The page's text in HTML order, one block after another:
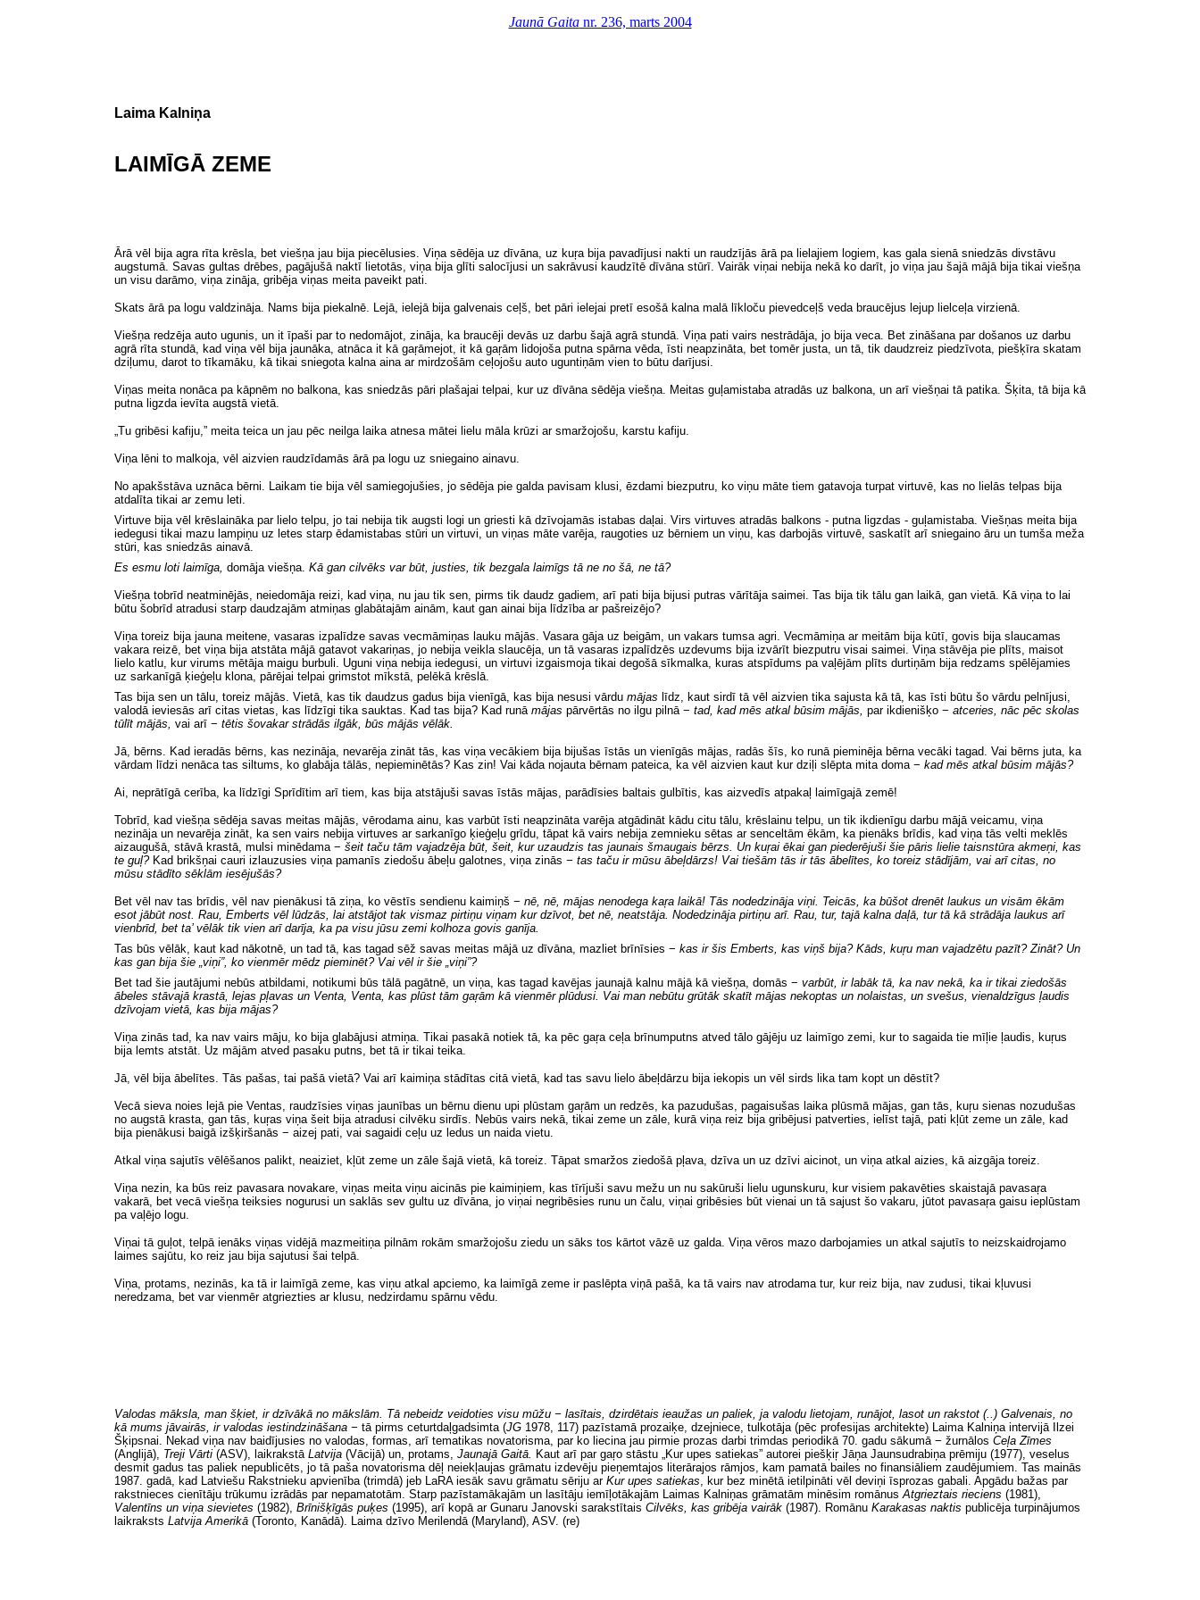
Jaunā Gaitanr. 236, marts 2004
Laima Kalniņa
LAIMĪGĀ ZEME
Ārā vēl bija agra rīta krēsla, bet viešņa jau bija piecēlusies. Viņa sēdēja uz dīvāna, uz kuŗa bija pavadījusi nakti un raudzījās ārā pa lielajiem logiem, kas gala sienā sniedzās divstāvu
augstumā. Savas gultas drēbes, pagājušā naktī lietotās, viņa bija glīti salocījusi un sakrāvusi kaudzītē dīvāna stūrī. Vairāk viņai nebija nekāko darīt, jo viņa jau šajā mājā bija tikai viešņa
un visu darāmo, viņa zināja, gribēja viņas meita paveikt pati.
Skats ārā pa logu valdzināja. Nams bija piekalnē. Lejā, ielejā bija galvenais ceļš, bet pāri ielejai pretī esošā kalna malā līkloču pievedceļš veda braucējus lejup lielceļa virzienā.
Viešņa redzēja auto ugunis, un it īpaši par to nedomājot, zināja, ka braucēji devās uz darbu šajā agrā stundā. Viņa pati vairs nestrādāja, jo bija veca. Bet zināšana par došanos uz darbu
agrā rīta stundā, kad viņa vēl bija jaunāka, atnāca it kā gaŗāmejot, it kā gaŗām lidojoša putna spārna vēda, īsti neapzināta, bet tomēr justa, un tā, tik daudzreiz piedzīvota, piešķīra skatam
dziļumu, darot to tīkamāku, kā tikai sniegota kalna aina ar mirdzošām ceļojošu auto uguntiņām vien to būtu darījusi.
Viņas meita nonāca pa kāpnēm no balkona, kas sniedzās pāri plašajai telpai, kur uz dīvāna sēdēja viešņa. Meitas guļamistaba atradās uz balkona, un arī viešņai tā patika. Šķita, tā bija kā
putna ligzda ievīta augstā vietā.
„Tu gribēsi kafiju,” meita teica un jau pēc neilga laika atnesa mātei lielu māla krūzi ar smaržojošu, karstu kafiju.
Viņa lēni to malkoja, vēl aizvien raudzīdamās ārā pa logu uz sniegaino ainavu.
No apakšstāva uznāca bērni. Laikam tie bija vēl samiegojušies, jo sēdēja pie galda pavisam klusi, ēzdami biezputru, ko viņu māte tiem gatavoja turpat virtuvē, kas no lielās telpas bija
atdalīta tikai ar zemu leti.
Virtuve bija vēl krēslaināka par lielo telpu, jo tai nebija tik augsti logi un griesti kā dzīvojamās istabas daļai. Virs virtuves atradās balkons - putna ligzdas - guļamistaba. Viešņas meita bija
iedegusi tikai mazu lampiņu uz letes starp ēdamistabas stūri un virtuvi, un viņas māte varēja, raugoties uz bērniem un viņu, kas darbojās virtuvē, saskatīt arī sniegaino āru un tumša meža
stūri, kas sniedzās ainavā.
Es esmu loti laimīga, domāja viešņa. Kā gan cilvēks var būt, justies, tik bezgala laimīgs tā ne no šā, ne tā?
Viešņa tobrīd neatminējās, neiedomāja reizi, kad viņa, nu jau tik sen, pirms tik daudz gadiem, arī pati bija bijusi putras vārītāja saimei. Tas bija tik tālu gan laikā, gan vietā. Kā viņa to lai
būtu šobrīd atradusi starp daudzajām atmiņas glabātajām ainām, kaut gan ainai bija līdzība ar pašreizējo?
Viņa toreiz bija jauna meitene, vasaras izpalīdze savas vecmāmiņas lauku mājās. Vasara gāja uz beigām, un vakars tumsa agri. Vecmāmiņa ar meitām bija kūtī, govis bija slaucamas
vakara reizē, bet viņa bija atstāta mājā gatavot vakariņas, jo nebija veikla slaucēja, un tā vasaras izpalīdzēs uzdevums bija izvārīt biezputru visai saimei. Viņa stāvēja pie plīts, maisot
lielo katlu, kur virums mētāja maigu burbuli. Uguni viņa nebija iedegusi, un virtuvi izgaismoja tikai degošā sīkmalka, kuras atspīdums pa vaļējām plīts durtiņām bija redzams spēlējamies
uz sarkanīgā ķieģeļu klona, pārējai telpai grimstot mīkstā, pelēkā krēslā.
Tas bija sen un tālu, toreiz mājās. Vietā, kas tik daudzus gadus bija vienīgā, kas bija nesusi vārdu mājas līdz, kaut sirdī tā vēl aizvien tika sajusta kā tā, kas īsti būtu šo vārdu pelnījusi,
valodā ieviesās arī citas vietas, kas līdzīgi tika sauktas. Kad tas bija? Kad runā mājas pārvērtās no ilgu pilnā − tad, kad mēs atkal būsim mājās, par ikdienišķo − atceries, nāc pēc skolas
tūlīt mājās, vai arī − tētis šovakar strādās ilgāk, būs mājās vēlāk.
Jā, bērns. Kad ieradās bērns, kas nezināja, nevarēja zināt tās, kas viņa vecākiem bija bijušas īstās un vienīgās mājas, radās šīs, ko runā pieminēja bērna vecāki tagad. Vai bērns juta, ka
vārdam līdzi nenāca tas siltums, ko glabāja tālās, nepieminētās? Kas zin! Vai kāda nojauta bērnam pateica, ka vēl aizvien kaut kur dziļi slēpta mita doma − kad mēs atkal būsim mājās?
Ai, neprātīgā cerība, ka līdzīgi Sprīdītim arī tiem, kas bija atstājuši savas īstās mājas, parādīsies baltais gulbītis, kas aizvedīs atpakaļ laimīgajā zemē!
Tobrīd, kad viešņa sēdēja savas meitas mājās, vērodama ainu, kas varbūt īsti neapzināta varēja atgādināt kādu citu tālu, krēslainu telpu, un tik ikdienīgu darbu mājā veicamu, viņa
nezināja un nevarēja zināt, ka sen vairs nebija virtuves ar sarkanīgo ķieģeļu grīdu, tāpat kā vairs nebija zemnieku sētas ar senceltām ēkām, ka pienāks brīdis, kad viņa tās velti meklēs
aizaugušā, stāvā krastā, mulsi minēdama − šeit taču tām vajadzēja būt, šeit, kur uzaudzis tas jaunais šmaugais bērzs. Un kuŗai ēkai gan piederējuši šie pāris lielie taisnstūra akmeņi, kas
te guļ? Kad brikšņai cauri izlauzusies viņa pamanīs ziedošu ābeļu galotnes, viņa zinās − tas taču ir mūsu ābeļdārzs! Vai tiešām tās ir tās ābelītes, ko toreiz stādījām, vai arī citas, no
mūsu stādīto sēklām iesējušās?
Bet vēl nav tas brīdis, vēl nav pienākusi tā ziņa, ko vēstīs sendienu kaimiņš − nē, nē, mājas nenodega kaŗa laikā! Tās nodedzināja viņi. Teicās, ka būšot drenēt laukus un visām ēkām
esot jābūt nost. Rau, Emberts vēl lūdzās, lai atstājot tak vismaz pirtiņu viņam kur dzīvot, bet nē, neatstāja. Nodedzināja pirtiņu arī. Rau, tur, tajā kalna daļā, tur tā kā strādāja laukus arī
vienbrīd, bet ta’ vēlāk tik vien arī darīja, ka pa visu jūsu zemi kolhoza govis ganīja.
Tas būs vēlāk, kaut kad nākotnē, un tad tā, kas tagad sēž savas meitas mājā uz dīvāna, mazliet brīnīsies − kas ir šis Emberts, kas viņš bija? Kāds, kuŗu man vajadzētu pazīt? Zināt? Un
kas gan bija šie „viņi”, ko vienmēr mēdz pieminēt? Vai vēl ir šie „viņi”?
Bet tad šie jautājumi nebūs atbildami, notikumi būs tālā pagātnē, un viņa, kas tagad kavējas jaunajā kalnu mājā kā viešņa, domās − varbūt, ir labāk tā, ka nav nekā, ka ir tikai ziedošās
ābeles stāvajā krastā, lejas pļavas un Venta, Venta, kas plūst tām gaŗām kā vienmēr plūdusi. Vai man nebūtu grūtāk skatīt mājas nekoptas un nolaistas, un svešus, vienaldzīgus ļaudis
dzīvojam vietā, kas bija mājas?
Viņa zinās tad, ka nav vairs māju, ko bija glabājusi atmiņa. Tikai pasakā notiek tā, ka pēc gaŗa ceļa brīnumputns atved tālo gājēju uz laimīgo zemi, kur to sagaida tie mīļie ļaudis, kuŗus
bija lemts atstāt. Uz mājām atved pasaku putns, bet tā ir tikai teika.
Jā, vēl bija ābelītes. Tās pašas, tai pašā vietā? Vai arī kaimiņa stādītas citā vietā, kad tas savu lielo ābeļdārzu bija iekopis un vēl sirds lika tam kopt un dēstīt?
Vecā sieva noies lejā pie Ventas, raudzīsies viņas jaunības un bērnu dienu upi plūstam gaŗām un redzēs, ka pazudušas, pagaisušas laika plūsmā mājas, gan tās, kuŗu sienas nozudušas
no augstā krasta, gan tās, kuŗas viņa šeit bija atradusi cilvēku sirdīs. Nebūs vairs nekā, tikai zeme un zāle, kurā viņa reiz bija gribējusi patverties, ielīst tajā, pati kļūt zeme un zāle, kad
bija pienākusi baigā izšķiršanās − aizej pati, vai sagaidi ceļu uz ledus un naida vietu.
Atkal viņa sajutīs vēlēšanos palikt, neaiziet, kļūt zeme un zāle šajā vietā, kā toreiz. Tāpat smaržos ziedošā pļava, dzīva un uz dzīvi aicinot, un viņa atkal aizies, kā aizgāja toreiz.
Viņa nezin, ka būs reiz pavasara novakare, viņas meita viņu aicinās pie kaimiņiem, kas tīrījuši savu mežu un nu sakūruši lielu ugunskuru, kur visiem pakavēties skaistajā pavasaŗa
vakarā, bet vecā viešņa teiksies nogurusi un saklās sev gultu uz dīvāna, jo viņai negribēsies runu un čalu, viņai gribēsies būt vienai un tā sajust šo vakaru, jūtot pavasaŗa gaisu ieplūstam
pa vaļējo logu.
Viņai tā guļot, telpā ienāks viņas vidējā mazmeitiņa pilnām rokām smaržojošu ziedu un sāks tos kārtot vāzē uz galda. Viņa vēros mazo darbojamies un atkal sajutīs to neizskaidrojamo
laimes sajūtu, ko reiz jau bija sajutusi šai telpā.
Viņa, protams, nezinās, ka tā ir laimīgā zeme, kas viņu atkal apciemo, ka laimīgā zeme ir paslēpta viņā pašā, ka tā vairs nav atrodama tur, kur reiz bija, nav zudusi, tikai kļuvusi
neredzama, bet var vienmēr atgriezties ar klusu, nedzirdamu spārnu vēdu.
Valodas māksla, man šķiet, ir dzīvākā no mākslām. Tā nebeidz veidoties visu mūžu − lasītais, dzirdētais ieaužas un paliek, ja valodu lietojam, runājot, lasot un rakstot (..) Galvenais, no
kā mums jāvairās, ir valodas iestindzināšana − tā pirms ceturtdaļgadsimta (JG 1978, 117) pazīstamā prozaiķe, dzejniece, tulkotāja (pēc profesijas architekte) Laima Kalniņa intervijā Ilzei
Šķipsnai. Nekad viņa nav baidījusies no valodas, formas, arī tematikas novatorisma, par ko liecina jau pirmie prozas darbi trimdas periodikā 70. gadu sākumā − žurnālos Ceļa Zīmes
(Anglijā), Treji Vārti (ASV), laikrakstā Latvija (Vācijā) un, protams, Jaunajā Gaitā. Kaut arī par gaŗo stāstu „Kur upes satiekas” autorei piešķiŗ Jāņa Jaunsudrabiņa prēmiju (1977), veselus
desmit gadus tas paliek nepublicēts, jo tā paša novatorisma dēļ neiekļaujas grāmatu izdevēju pieņemtajos literārajos rāmjos, kam pamatā bailes no finansiāliem zaudējumiem. Tas mainās
1987. gadā, kad Latviešu Rakstnieku apvienība (trimdā) jeb LaRA iesāk savu grāmatu sēriju ar Kurupes satiekas, kur bez minētā ietilpināti vēl deviņi īsprozas gabali. Apgādu bažas par
rakstnieces cienītāju trūkumu izrādās par nepamatotām. Starp pazīstamākajām un lasītāju iemīļotākajām Laimas Kalniņas grāmatām minēsim romānusAtgrieztais rieciens (1981),
Valentīns un viņa sievietes (1982), Brīnišķīgās puķes (1995), arī kopā ar Gunaru Janovski sarakstītais Cilvēks, kas gribēja vairāk (1987). Romānu Karakasas naktis publicēja turpinājumos
laikraksts Latvija Amerikā (Toronto, Kanādā). Laima dzīvo Merilendā (Maryland), ASV. (re)